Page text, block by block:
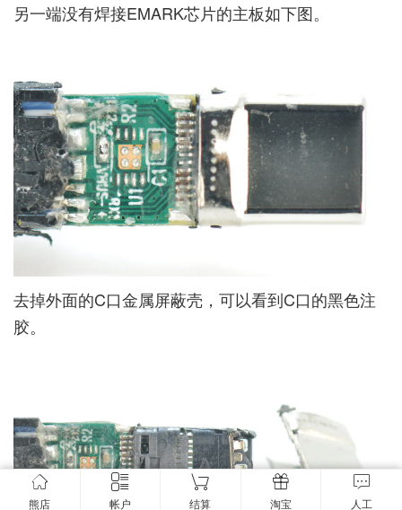
另一端没有焊接EMARK芯片的主板如下图。
去掉外面的C口金属屏蔽壳，可以看到C口的黑色注
胶。
熊店 帐户 结算 淘宝 人工